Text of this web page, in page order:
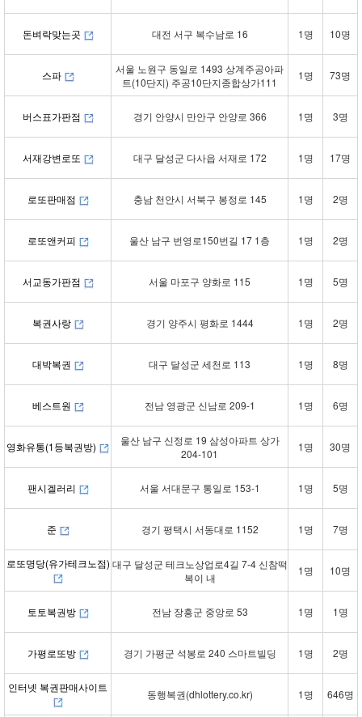
돈벼락맞는곳 대전 서구 복수남로 16 1명 10명
스파
서울 노원구 동일로 1493 상계주공아파
트(10단지) 주공10단지종합상가111
1명 73명
버스표가판점 경기 안양시 만안구 안양로 366 1명 3명
서재강변로또 대구 달성군 다사읍 서재로 172 1명 17명
로또판매점 충남 천안시 서북구 봉정로 145 1명 2명
로또앤커피 울산 남구 번영로150번길 17 1층 1명 2명
서교동가판점 서울 마포구 양화로 115 1명 5명
복권사랑 경기 양주시 평화로 1444 1명 2명
대박복권 대구 달성군 세천로 113 1명 8명
베스트원 전남 영광군 신남로 209-1 1명 6명
영화유통(1등복권방)
울산 남구 신정로 19 삼성아파트 상가
204-101
1명 30명
팬시겔러리 서울 서대문구 통일로 153-1 1명 5명
준 경기 평택시 서동대로 1152 1명 7명
로또명당(유가테크노점) 대구 달성군 테크노상업로4길 7-4 신참떡
복이 내
1명 10명
토토복권방 전남 장흥군 중앙로 53 1명 1명
가평로또방 경기 가평군 석봉로 240 스마트빌딩 1명 2명
인터넷 복권판매사이트
동행복권(dhlottery.co.kr) 1명 646명